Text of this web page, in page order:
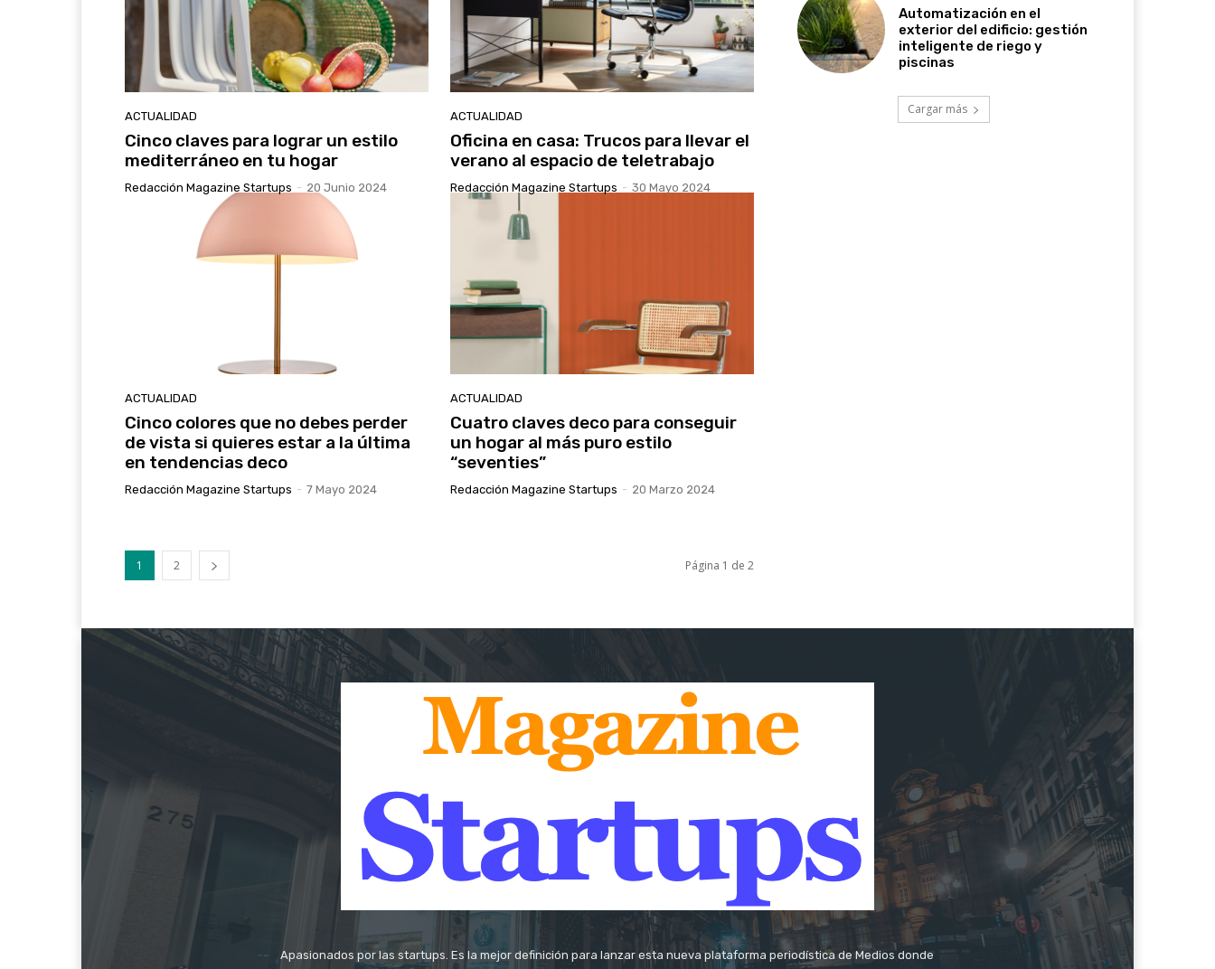
ACTUALIDAD
Cinco claves para lograr un estilo
mediterráneo en tu hogar
Redacción Magazine Startups - 20 Junio 2024
ACTUALIDAD
Oficina en casa: Trucos para llevar el
verano al espacio de teletrabajo
Redacción Magazine Startups - 30 Mayo 2024
ACTUALIDAD
Cinco colores que no debes perder
de vista si quieres estar a la última
en tendencias deco
Redacción Magazine Startups - 7 Mayo 2024
ACTUALIDAD
Cuatro claves deco para conseguir
un hogar al más puro estilo
“seventies”
Redacción Magazine Startups - 20 Marzo 2024
1 2 Página 1 de 2
Automatización en el
exterior del edificio: gestión
inteligente de riego y
piscinas
Cargar más
Apasionados por las startups. Es la mejor definición para lanzar esta nueva plataforma periodística de Medios donde